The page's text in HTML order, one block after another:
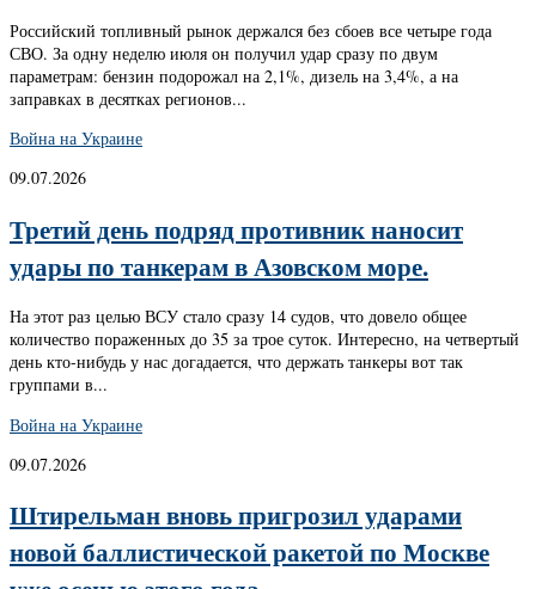
Российский топливный рынок держался без сбоев все четыре года
СВО. За одну неделю июля он получил удар сразу по двум
параметрам: бензин подорожал на 2,1%, дизель на 3,4%, а на
заправках в десятках регионов...
Война на Украине
09.07.2026
Третий день подряд противник наносит
удары по танкерам в Азовском море.
На этот раз целью ВСУ стало сразу 14 судов, что довело общее
количество пораженных до 35 за трое суток. Интересно, на четвертый
день кто-нибудь у нас догадается, что держать танкеры вот так
группами в...
Война на Украине
09.07.2026
Штирельман вновь пригрозил ударами
новой баллистической ракетой по Москве